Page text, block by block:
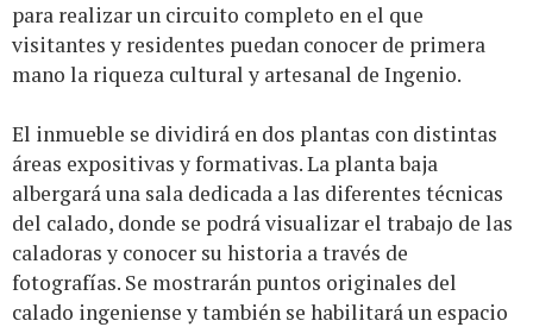
para realizar un circuito completo en el que
visitantes y residentes puedan conocer de primera
mano la riqueza cultural y artesanal de Ingenio.
El inmueble se dividirá en dos plantas con distintas
áreas expositivas y formativas. La planta baja
albergará una sala dedicada a las diferentes técnicas
del calado, donde se podrá visualizar el trabajo de las
caladoras y conocer su historia a través de
fotografías. Se mostrarán puntos originales del
calado ingeniense y también se habilitará un espacio